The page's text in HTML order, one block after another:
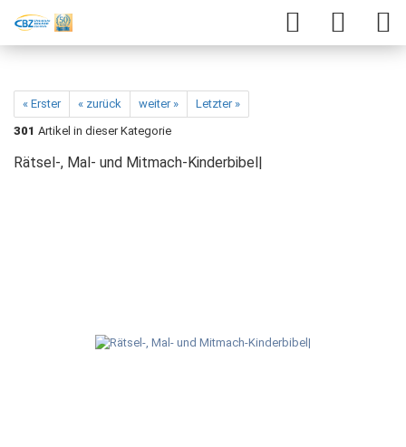
« Erster « zurück weiter »
Letzter »
301 Artikel in dieser Kategorie
Rätsel-, Mal- und Mitmach-Kinderbibel|